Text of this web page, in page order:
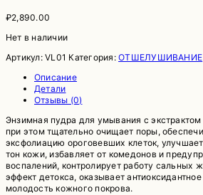
₽2,890.00
Нет в наличии
Артикул:VL01 Категория:ОТШЕЛУШИВАНИЕ
Описание
Детали
Отзывы (0)
Энзимная пудра для умывания с экстрактом
при этом тщательно очищает поры,
эксфолиацию ороговевших клеток,
тон кожи, избавляет от комедонов и
воспалений, контролирует работу сальных
эффект детокса, оказывает
молодость кожного покрова.